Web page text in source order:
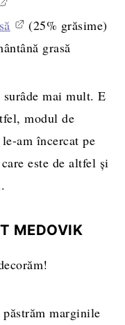
(25% grăsime)
grasă
mai mult. E
modul de
am încercat pe
este de altfel și
MEDOVIK
marginile